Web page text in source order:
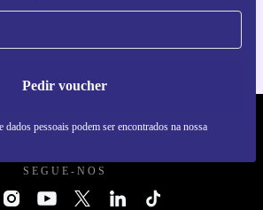
Pedir voucher
pessoais podem ser encontrados na nossa
PORTUGAL - RETHINK NEW.
SEGUE-NOS